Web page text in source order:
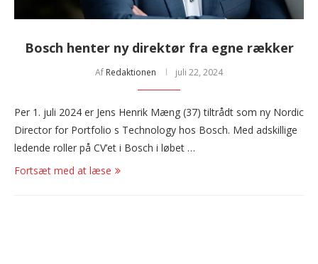
Bosch henter ny direktør fra egne rækker
Af Redaktionen juli 22, 2024
Per 1. juli 2024 er Jens Henrik Mæng (37) tiltrådt som ny Nordic
Director for Portfolio s Technology hos Bosch. Med adskillige
ledende roller på CV’et i Bosch i løbet …
Fortsæt med at læse